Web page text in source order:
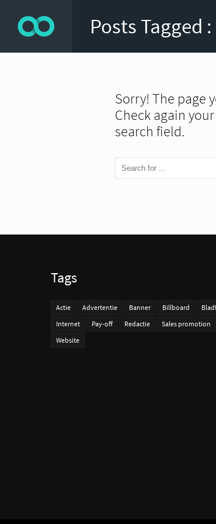
Posts Tagged :
Sorry! The page
Check again
search field.
Tags
Actie Advertentie Banner Billboard
Internet
Pay-off Redactie Sales promotion
Website